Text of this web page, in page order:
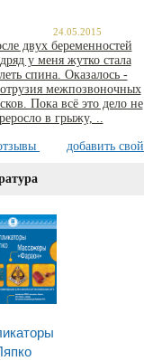
24.05.2015
двух беременностей
у меня жутко стала
спина. Оказалось -
межпозвоночных
Пока всё это дело не
в грыжу, ..
добавить свой